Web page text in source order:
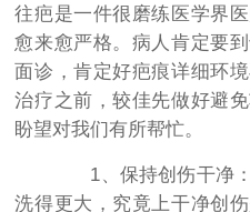
往疤是一件很磨练医学界
愈来愈严格。病人肯定要
面诊，肯定好疤痕详细环
治疗之前，较佳先做好避
盼望对我们有所帮忙。
1、保持创伤干净：
洗得更大，究竟上干净创